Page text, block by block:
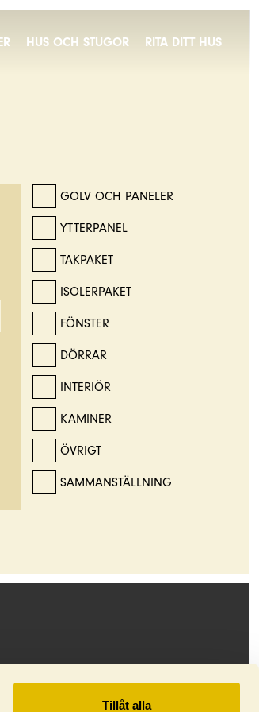
Tillåt alla
HUS OCH STUGOR RITA DITT HUS
GOLV OCH PANELER
YTTERPANEL
TAKPAKET
ISOLERPAKET
FÖNSTER
DÖRRAR
INTERIÖR
KAMINER
ÖVRIGT
SAMMANSTÄLLNING
Instagram